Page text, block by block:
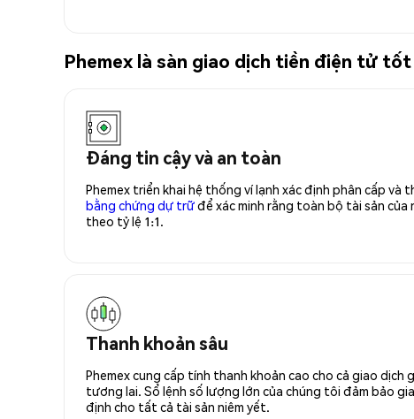
Phemex là sàn giao dịch tiền điện tử
Đáng tin cậy và an toàn
Phemex triển khai hệ thống ví lạnh xác định phân cấp và
bằng chứng dự trữđể xác minh rằng toàn bộ tài sản
theo tỷ lệ 1:1.
Thanh khoản sâu
Phemex cung cấp tính thanh khoản cao cho cả giao dịch
tương lai. Sổ lệnh số lượng lớn của chúng tôi đảm bảo
định cho tất cả tài sản niêm yết.